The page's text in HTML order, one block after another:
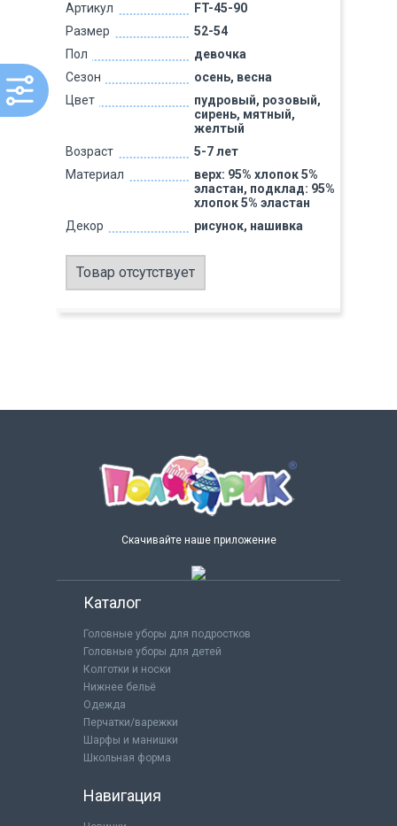
Артикул
FT-45-90
Размер
52-54
Пол
девочка
Сезон
осень, весна
Цвет
пудровый, розовый,
сирень, мятный,
желтый
Возраст
5-7 лет
Материал
верх: 95% хлопок 5%
эластан, подклад: 95%
хлопок 5% эластан
Декор
рисунок, нашивка
Товар отсутствует
Скачивайте наше приложение
Каталог
Головные уборы для подростков
Головные уборы для детей
Колготки и носки
Нижнее бельё
Одежда
Перчатки/варежки
Шарфы и манишки
Школьная форма
Навигация